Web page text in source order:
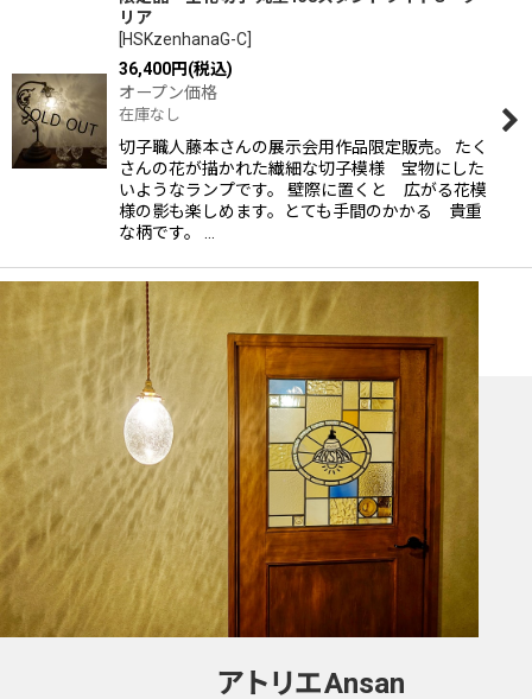
リア
[HSKzenhanaG-C
36,400円(税込)
オープン価格
在庫なし
切子職人藤本さんの展示会用作品限定販売。 たく
さんの花が描かれた繊細な切子模様 宝物にした
いようなランプです。 壁際に置くと 広がる花模
様の影も楽しめます。とても手間のかかる 貴重
な柄です。 …
アトリエAnsan